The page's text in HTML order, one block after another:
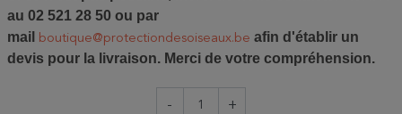
au 02 521 28 50 ou par
mail
boutique@protectiondesoiseaux.be afin d'établir un
devis pour la livraison. Merci de votre compréhension.
- +